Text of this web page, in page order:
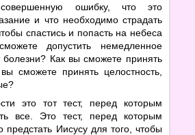
ошибку, что это
и что необходимо страдать
спастись и попасть на небеса
допустить немедленное
Как вы сможете принять
сможете принять целостность,
это тот тест, перед которым
все. Это тест, перед которым
Иисусу для того, чтобы